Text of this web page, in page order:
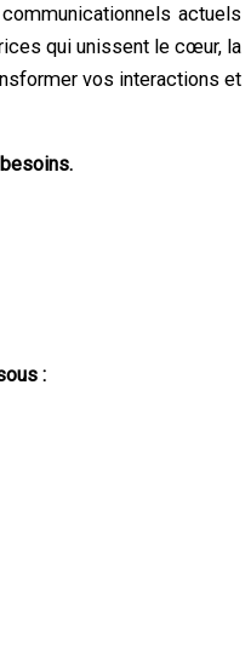
actuels
qui unissent le cœur, la
vos interactions et
: